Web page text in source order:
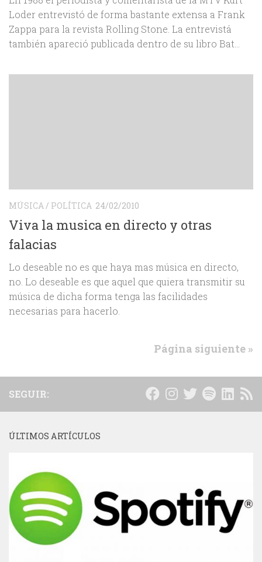
Loder entrevistó de forma bastante extensa a Frank
Zappa para la revista Rolling Stone. La entrevistá
también apareció publicada dentro de su libro Bat...
MÚSICA / POLÍTICA 24/02/2010
Viva la musica en directo y otras
falacias
Lo deseable no es que haya mas música en directo,
no. Lo deseable es que aquel que quiera transmitir su
música de dicha forma tenga las facilidades
necesarias para hacerlo.
Página siguiente »
SEGUIR:
ÚLTIMOS ARTÍCULOS